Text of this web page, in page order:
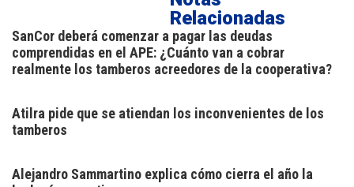
Relacionadas
SanCor deberá comenzar a pagar las deudas
comprendidas en el APE: ¿Cuánto van a cobrar
realmente los tamberos acreedores de la cooperativa?
Atilra pide que se atiendan los inconvenientes de los
tamberos
Alejandro Sammartino explica cómo cierra el año la